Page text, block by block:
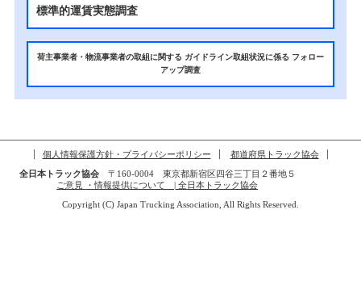
標準的運賃実態調査
荷主事業者・物流事業者の取組に関する ガイドライン取組状況に係る フォロー
アップ調査
個人情報保護方針・プライバシーポリシー
都道府県トラック協会
全日本トラック協会〒160-0004 東京都新宿区四谷三丁目２番地５
ご意見 ・情報提供について | 全日本トラック協会
Copyright (C) Japan Trucking Association, All Rights Reserved.